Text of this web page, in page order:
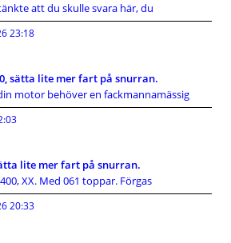
att du skulle svara här, du
23:18
sätta lite mer fart på snurran.
motor behöver en fackmannamässig
lite mer fart på snurran.
XX. Med 061 toppar. Förgas
20:33